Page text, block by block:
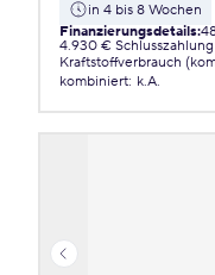
in 4 bis 8 Wochen
Finanzierungsdetails:
4.930 € Schlusszahlung
Kraftstoffverbrauch
kombiniert: k.A.